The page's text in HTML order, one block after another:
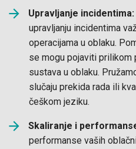
Upravljanje incidentima:
upravljanju incidentima
operacijama u oblaku.
se mogu pojaviti prilikom
sustava u oblaku.
slučaju prekida rada ili
češkom jeziku.
Skaliranje i
performanse vaših